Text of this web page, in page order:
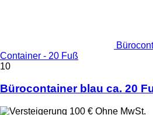
Container - 20 Fuß
10
Bürocontainer blau ca. 20
100 € Ohne MwSt.